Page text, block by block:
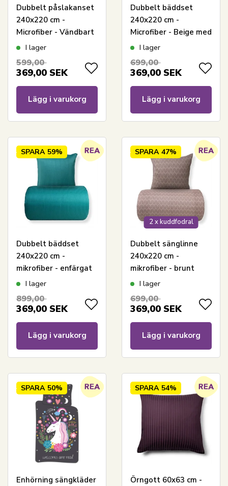
Dubbelt påslakanset
240x220 cm -
Microfiber - Vändbart
blått harlekinmönster
I lager
599,00
369,00 SEK
Lägg i varukorg
Dubbelt bäddset
240x220 cm -
Microfiber - Beige med
bladtryck
I lager
699,00
369,00 SEK
Lägg i varukorg
SPARA 59%
Dubbelt bäddset
240x220 cm -
mikrofiber - enfärgat
med petrolfärgade
I lager
899,00
369,00 SEK
Lägg i varukorg
2 x kuddfodral
SPARA 47%
Dubbelt sänglinne
240x220 cm -
mikrofiber - brunt
mönster
I lager
699,00
369,00 SEK
Lägg i varukorg
SPARA 50%
Enhörning sängkläder
SPARA 54%
Örngott 60x63 cm -